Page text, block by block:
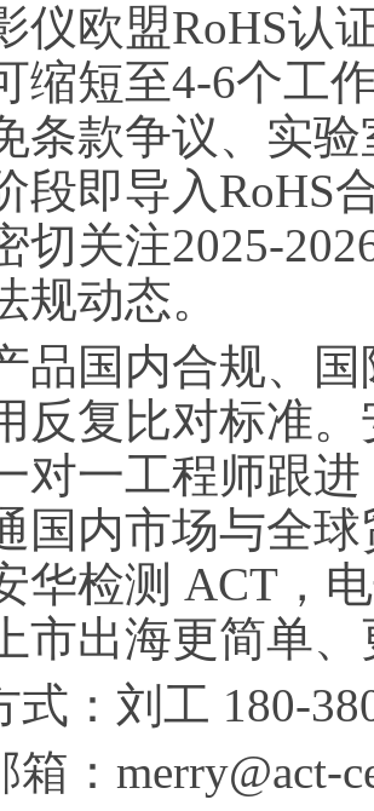
仪欧盟RoHS认
缩短至4-6个工
条款争议、实
段即导入RoHS
切关注2025-
规动态。
品国内合规、
反复比对标准
对一工程师跟
国内市场与全
华检测 ACT，
市出海更简单
式：刘工 180-
箱：merry@act-